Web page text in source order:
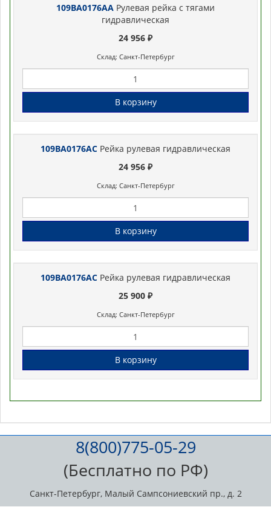
109BA0176AA Рулевая рейка с тягами
гидравлическая
24 956 ₽
Склад: Санкт-Петербург
В корзину
109BA0176AC Рейка рулевая гидравлическая
24 956 ₽
Склад: Санкт-Петербург
В корзину
109BA0176AC Рейка рулевая гидравлическая
25 900 ₽
Склад: Санкт-Петербург
В корзину
8(800)775-05-29
(Бесплатно по РФ)
Санкт-Петербург, Малый Сампсониевский пр., д. 2